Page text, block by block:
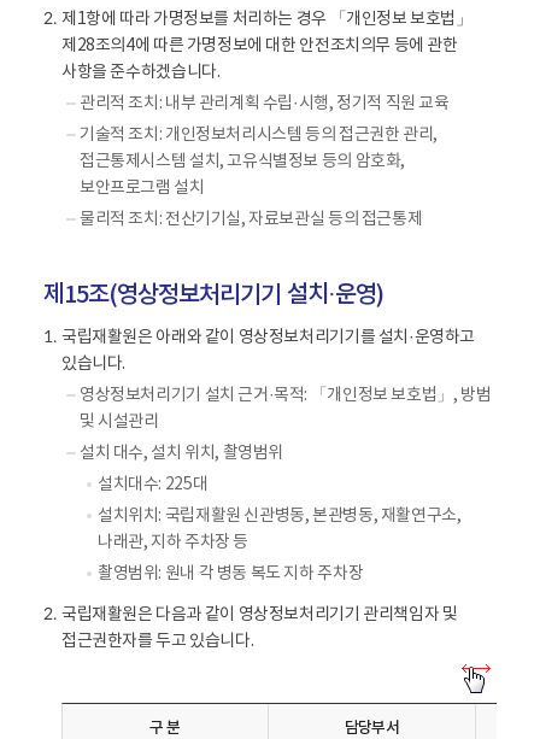
2. 제1항에 따라 가명정보를 처리하는 경우 「개인정보 보호법」
제28조의4에 따른 가명정보에 대한 안전조치의무 등에 관한
사항을 준수하겠습니다.
관리적 조치: 내부 관리계획 수립·시행, 정기적 직원 교육
기술적 조치: 개인정보처리시스템 등의 접근권한 관리,
접근통제시스템 설치, 고유식별정보 등의 암호화,
보안프로그램 설치
물리적 조치: 전산기기실, 자료보관실 등의 접근통제
제15조(영상정보처리기기 설치·운영)
1. 국립재활원은 아래와 같이 영상정보처리기기를 설치·운영하고
있습니다.
영상정보처리기기 설치 근거·목적: 「개인정보 보호법」, 방범
및 시설관리
설치 대수, 설치 위치, 촬영범위
설치대수: 225대
설치위치: 국립재활원 신관병동, 본관병동, 재활연구소,
나래관, 지하 주차장 등
촬영범위: 원내 각 병동 복도 지하 주차장
2. 국립재활원은 다음과 같이 영상정보처리기기 관리책임자 및
접근권한자를 두고 있습니다.
상
구 분 담당부서